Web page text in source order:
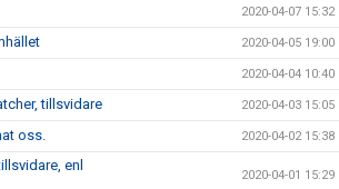
2020-04-07 15:32
2020-04-05 19:00
2020-04-04 10:40
tillsvidare 2020-04-03 15:05
oss. 2020-04-02 15:38
enl
2020-04-01 15:29